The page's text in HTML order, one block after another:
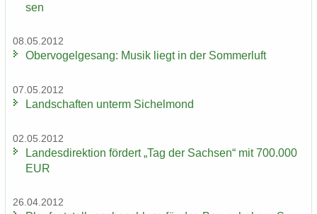
sen
08.05.2012
Ober­vo­gel­ge­sang: Musik liegt in der Som­mer­luft
07.05.2012
Land­schaf­ten un­term Si­chel­mond
02.05.2012
Lan­des­di­rek­ti­on för­dert „Tag der Sach­sen“ mit 700.000
EUR
26.04.2012